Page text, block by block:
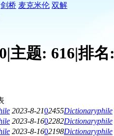
剑桥 麦克米伦 双解
0|主题: 616|排名:
2023-8-2102455Dictionaryphile
2023-8-1602282Dictionaryphile
2023-8-1602198Dictionaryphile